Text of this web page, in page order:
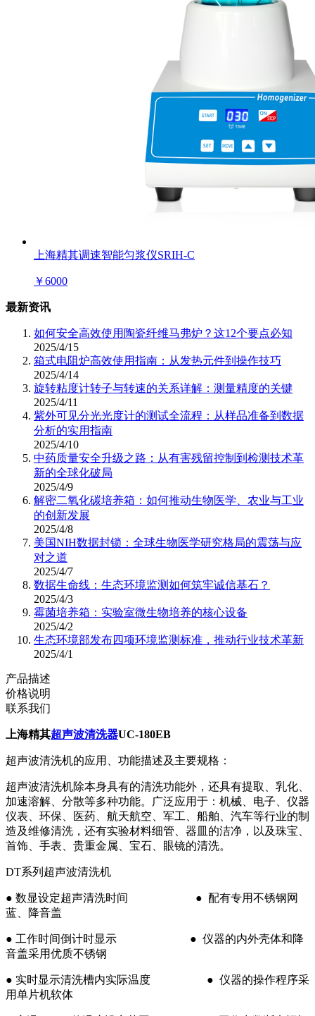
上海精其调速智能匀浆仪SRIH-C
￥6000
最新资讯
如何安全高效使用陶瓷纤维马弗炉？这12个要点必知
2025/4/15
箱式电阻炉高效使用指南：从发热元件到操作技巧
2025/4/14
旋转粘度计转子与转速的关系详解：测量精度的关键
2025/4/11
紫外可见分光光度计的测试全流程：从样品准备到数据
分析的实用指南
2025/4/10
中药质量安全升级之路：从有害残留控制到检测技术革
新的全球化破局
2025/4/9
解密二氧化碳培养箱：如何推动生物医学、农业与工业
的创新发展
2025/4/8
美国NIH数据封锁：全球生物医学研究格局的震荡与应
对之道
2025/4/7
数据生命线：生态环境监测如何筑牢诚信基石？
2025/4/3
霉菌培养箱：实验室微生物培养的核心设备
2025/4/2
生态环境部发布四项环境监测标准，推动行业技术革新
2025/4/1
产品描述
价格说明
联系我们
上海精其超声波清洗器UC-180EB
超声波清洗机的应用、功能描述及主要规格：
超声波清洗机除本身具有的清洗功能外，还具有提取、乳化、
加速溶解、分散等多种功能。广泛应用于：机械、电子、仪器
仪表、环保、医药、航天航空、军工、船舶、汽车等行业的制
造及维修清洗，还有实验材料细管、器皿的洁净，以及珠宝、
首饰、手表、贵重金属、宝石、眼镜的清洗。
DT系列超声波清洗机
● 数显设定超声清洗时间 ● 配有专用不锈钢网
蓝、降音盖
● 工作时间倒计时显示 ● 仪器的内外壳体和降
音盖采用优质不锈钢
● 实时显示清洗槽内实际温度 ● 仪器的操作程序采
用单片机软体